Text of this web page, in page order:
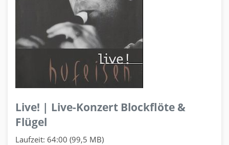
Live! | Live-Konzert Blockflöte &
Flügel
Laufzeit: 64:00 (99,5 MB)